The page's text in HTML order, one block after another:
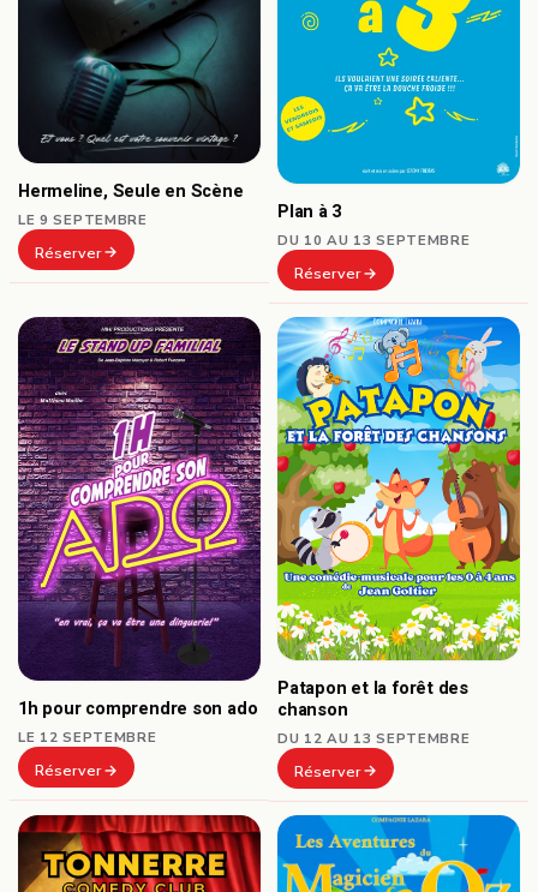
Hermeline, Seule en Scène
LE 9 SEPTEMBRE
Réserver
Plan à 3
DU 10 AU 13 SEPTEMBRE
Réserver
1h pour comprendre son ado
LE 12 SEPTEMBRE
Réserver
Patapon et la forêt des
chanson
DU 12 AU 13 SEPTEMBRE
Réserver